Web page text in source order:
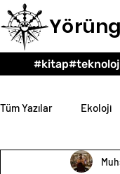
Tüm Yazılar Ekoloji
#kitap